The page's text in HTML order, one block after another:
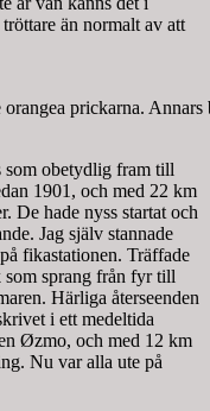
än normalt av att
prickarna. Annars
som obetydlig fram till
1901, och med 22 km
De hade nyss startat och
Jag själv stannade
fikastationen. Träffade
sprang från fyr till
Härliga återseenden
i ett medeltida
Øzmo, och med 12 km
Nu var alla ute på